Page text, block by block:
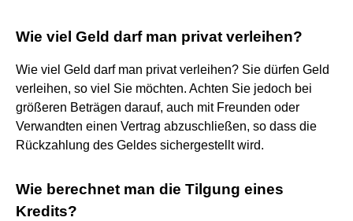
Wie viel Geld darf man privat verleihen?
Wie viel Geld darf man privat verleihen? Sie dürfen Geld
verleihen, so viel Sie möchten. Achten Sie jedoch bei
größeren Beträgen darauf, auch mit Freunden oder
Verwandten einen Vertrag abzuschließen, so dass die
Rückzahlung des Geldes sichergestellt wird.
Wie berechnet man die Tilgung eines
Kredits?